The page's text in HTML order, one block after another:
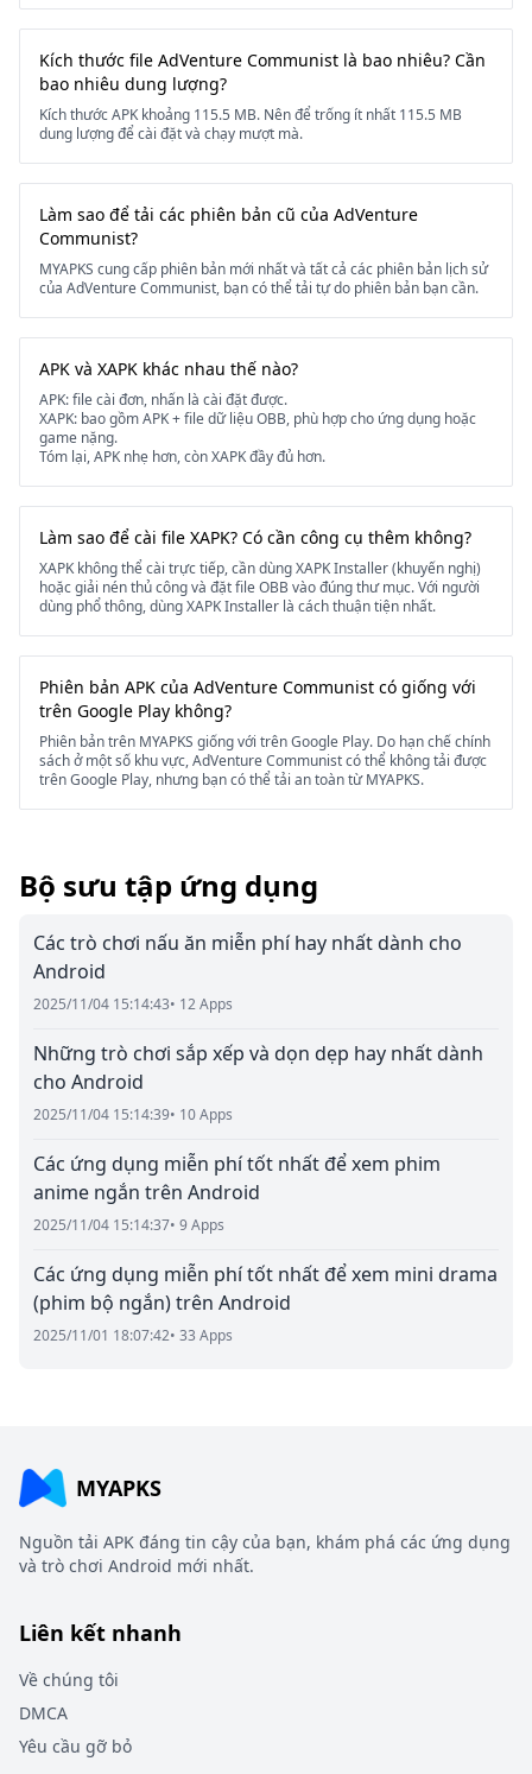
Kích thước file AdVenture Communist là bao nhiêu? Cần
bao nhiêu dung lượng?
Kích thước APK khoảng 115.5 MB. Nên để trống ít nhất 115.5 MB
dung lượng để cài đặt và chạy mượt mà.
Làm sao để tải các phiên bản cũ của AdVenture
Communist?
MYAPKS cung cấp phiên bản mới nhất và tất cả các phiên bản lịch sử
của AdVenture Communist, bạn có thể tải tự do phiên bản bạn cần.
APK và XAPK khác nhau thế nào?
APK: file cài đơn, nhấn là cài đặt được.
XAPK: bao gồm APK + file dữ liệu OBB, phù hợp cho ứng dụng hoặc
game nặng.
Tóm lại, APK nhẹ hơn, còn XAPK đầy đủ hơn.
Làm sao để cài file XAPK? Có cần công cụ thêm không?
XAPK không thể cài trực tiếp, cần dùng XAPK Installer (khuyến nghị)
hoặc giải nén thủ công và đặt file OBB vào đúng thư mục. Với người
dùng phổ thông, dùng XAPK Installer là cách thuận tiện nhất.
Phiên bản APK của AdVenture Communist có giống với
trên Google Play không?
Phiên bản trên MYAPKS giống với trên Google Play. Do hạn chế chính
sách ở một số khu vực, AdVenture Communist có thể không tải được
trên Google Play, nhưng bạn có thể tải an toàn từ MYAPKS.
Bộ sưu tập ứng dụng
Các trò chơi nấu ăn miễn phí hay nhất dành cho
Android
2025/11/04 15:14:43• 12 Apps
Những trò chơi sắp xếp và dọn dẹp hay nhất dành
cho Android
2025/11/04 15:14:39• 10 Apps
Các ứng dụng miễn phí tốt nhất để xem phim
anime ngắn trên Android
2025/11/04 15:14:37• 9 Apps
Các ứng dụng miễn phí tốt nhất để xem mini drama
(phim bộ ngắn) trên Android
2025/11/01 18:07:42• 33 Apps
MYAPKS
Nguồn tải APK đáng tin cậy của bạn, khám phá các ứng dụng
và trò chơi Android mới nhất.
Liên kết nhanh
Về chúng tôi
DMCA
Yêu cầu gỡ bỏ